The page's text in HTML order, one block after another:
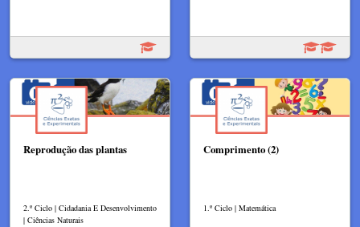
Reprodução das plantas
2.º Ciclo | Cidadania E Desenvolvimento
| Ciências Naturais
Comprimento (2)
1.º Ciclo | Matemática